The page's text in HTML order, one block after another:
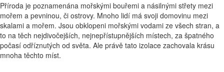
Příroda je poznamenána mořskými bouřemi a násilnými střety mezi
mořem a pevninou, či ostrovy. Mnoho lidí má svoji domovinu mezi
skalami a mořem. Jsou obklopeni mořskými vodami ze všech stran, a
to na těch nejdivočejších, nejnepřístupnějších místech, za špatného
počasí odříznutých od světa. Ale právě tato izolace zachovala krásu
mnoha těchto míst.